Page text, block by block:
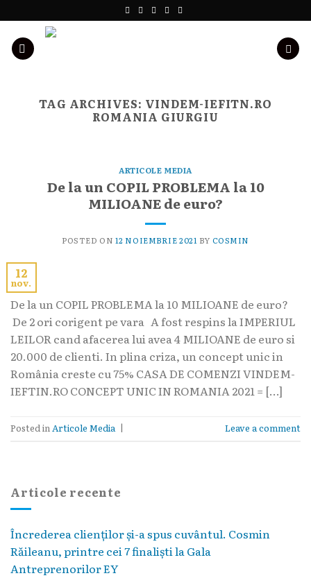
to
content
TAG ARCHIVES: VINDEM-IEFITN.RO
ROMANIA GIURGIU
Articole recente
Încrederea clienților și-a spus cuvântul. Cosmin
Răileanu, printre cei 7 finaliști la Gala
Antreprenorilor EY
ARTICOLE MEDIA
De la un COPIL PROBLEMA la 10
MILIOANE de euro?
POSTED ON 12 NOIEMBRIE 2021 BY COSMIN
12
nov.
De la un COPIL PROBLEMA la 10 MILIOANE de euro?
De 2 ori corigent pe vara A fost respins la IMPERIUL
LEILOR cand afacerea lui avea 4 MILIOANE de euro si
20.000 de clienti. In plina criza, un concept unic in
România creste cu 75% CASA DE COMENZI VINDEM-
IEFTIN.RO CONCEPT UNIC IN ROMANIA 2021 = […]
Posted inArticole Media | Leave a comment